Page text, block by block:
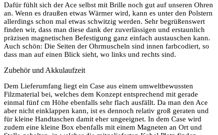
Dafür fühlt sich der Ace selbst mit Brille noch gut auf unseren Ohren
an. Wenn es draußen etwas Wärmer wird, kann es unter den Polstern
allerdings schon mal etwas schwitzig werden. Sehr begrüßenswert
finden wir, dass man diese dank der zuverlässigen und erstaunlich
präzisen magnetischen Befestigung ganz einfach austauschen kann.
Auch schön: Die Seiten der Ohrmuscheln sind innen farbcodiert, so
dass man auf einen Blick sieht, wo links und rechts sind.
Zubehör und Akkulaufzeit
Dem Lieferumfang liegt ein Case aus einem umweltbewussten
Filzmaterial bei, welches dem Konzept entsprechend mit gerade
einmal fünf cm Höhe ebenfalls sehr flach ausfällt. Da man den Ace
aber nicht einklappen kann, ist es dennoch relativ groß geraten und
für kleine Handtaschen damit eher ungeeignet. In dem Case wird
zudem eine kleine Box ebenfalls mit einem Magneten an Ort und